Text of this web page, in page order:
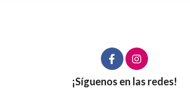
¡Síguenos en las redes!